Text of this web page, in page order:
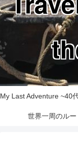
世界一周のルー